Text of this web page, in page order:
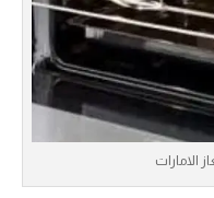
الامارات